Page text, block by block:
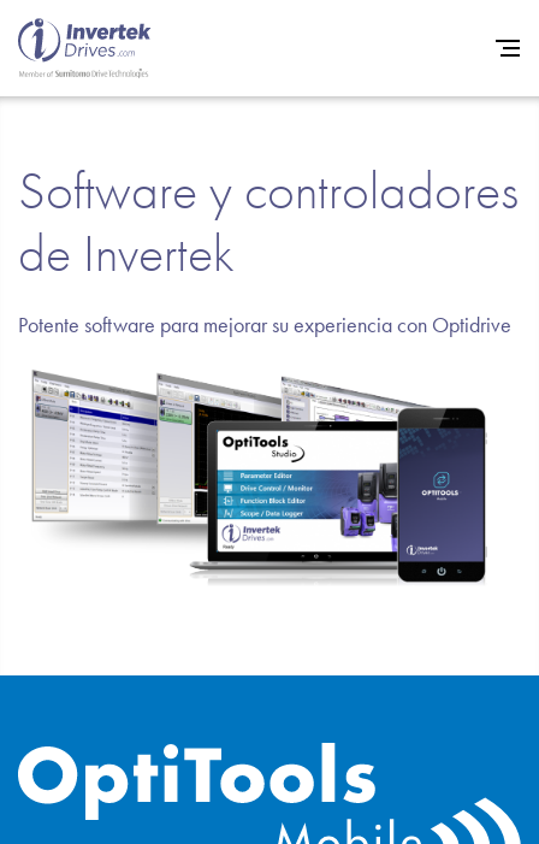
Software y controladores
de Invertek
Potente software para mejorar su experiencia con Optidrive
Home
Variadores de frecuencia
Empleo
Acerca de
Contacto
Política de privacidad